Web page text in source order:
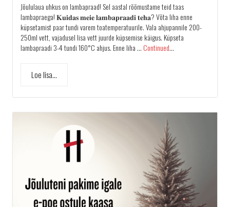
Jõululaua uhkus on lambapraad! Sel aastal rõõmustame teid taas
lambapraega! 𝐊𝐮𝐢𝐝𝐚𝐬 𝐦𝐞𝐢𝐞 𝐥𝐚𝐦𝐛𝐚𝐩𝐫𝐚𝐚𝐝𝐢 𝐭𝐞𝐡𝐚? Võta liha enne
küpsetamist paar tundi varem toatemperatuurile. Vala ahjupannile 200-
250ml vett, vajadusel lisa vett juurde küpsemise käigus. Küpseta
lambapraadi 3-4 tundi 160°C ahjus. Enne liha … Continued...
Loe lisa...